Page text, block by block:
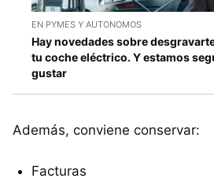
EN PYMES Y AUTONOMOS
Hay novedades sobre
tu coche eléctrico. Y estamos
gustar
Además, conviene conservar:
Facturas